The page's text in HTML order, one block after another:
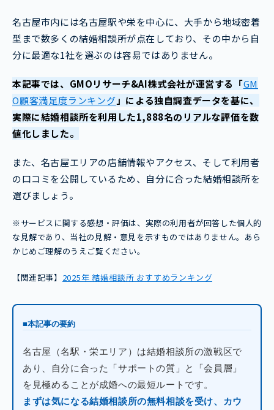
名古屋市内には名古屋駅や栄を中心に、大手から地域密着
型まで数多くの結婚相談所が点在しており、その中から自
分に最適な1社を選ぶのは容易ではありません。
本記事では、GMOリサーチ&AI株式会社が運営する「GM
O顧客満足度ランキング 」による独自調査データを基に、
実際に結婚相談所を利用した1,888名のリアルな評価を数
値化しました。
また、名古屋エリアの店舗情報やアクセス、そして利用者
の口コミを公開しているため、自分に合った結婚相談所を
選びましょう。
※サービスに関する感想・評価は、実際の利用者が回答した個人的
な見解であり、当社の見解・意見を示すものではありません。あら
かじめご理解のうえご覧ください。
【関連記事】 2025年 結婚相談所 おすすめランキング
■本記事の要約
名古屋（名駅・栄エリア）は結婚相談所の激戦区で
あり、自分に合った「サポートの質」と「会員層」
を見極めることが成婚への最短ルートです。
まずは気になる結婚相談所の無料相談を受け、カウ